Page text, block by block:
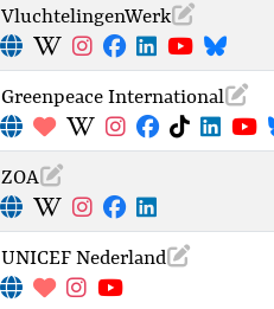
VluchtelingenWerk
Greenpeace International
ZOA
UNICEF Nederland